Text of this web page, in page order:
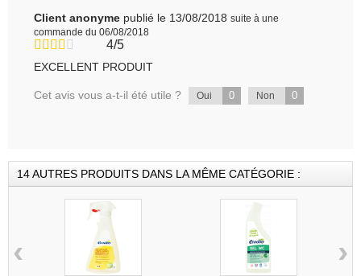
Client anonyme publié le 13/08/2018 suite à une
commande du 06/08/2018
4/5
EXCELLENT PRODUIT
Cet avis vous a-t-il été utile ? Oui 0 Non 0
14 AUTRES PRODUITS DANS LA MÊME CATÉGORIE :
‹ ›